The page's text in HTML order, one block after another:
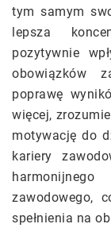
tym samym
lepsza
pozytywnie
obowiązków
poprawę
więcej,
motywację do
kariery
zawodowego,
spełnienia na